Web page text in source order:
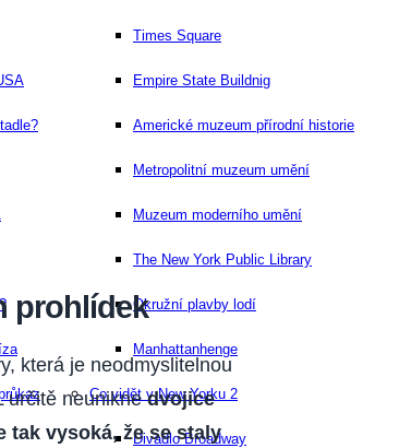
Times Square
Empire State Buildnig
Americké muzeum přírodní historie
Metropolitní muzeum umění
Muzeum moderního umění
The New York Public Library
Okružní plavby lodí
Manhattanhenge
Co vidět v New Yorku 2
Divadlo Broadway
prohlídek
která je neodmyslitelnou
určitě neuniknedvojice
tak vysoká, že se staly